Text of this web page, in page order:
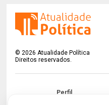
© 2026 Atualidade Política
Direitos reservados.
Perfil